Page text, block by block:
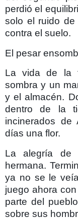
perdió el
solo el ruido
contra el suelo.
El pesar
La vida de la
sombra y un
y el almacén.
dentro de la
incinerados
días una flor.
La alegría de
hermana.
ya no se le
juego ahora
parte del
sobre sus